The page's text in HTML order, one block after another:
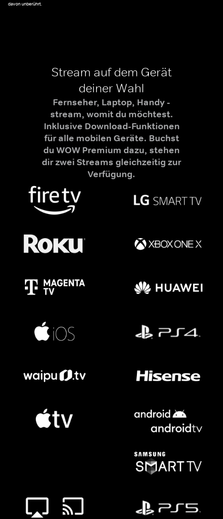
davon unberührt.
Stream auf dem Gerät
deiner Wahl
Fernseher, Laptop, Handy -
stream, womit du möchtest.
Inklusive Download-Funktionen
für alle mobilen Geräte. Buchst
du WOW Premium dazu, stehen
dir zwei Streams gleichzeitig zur
Verfügung.